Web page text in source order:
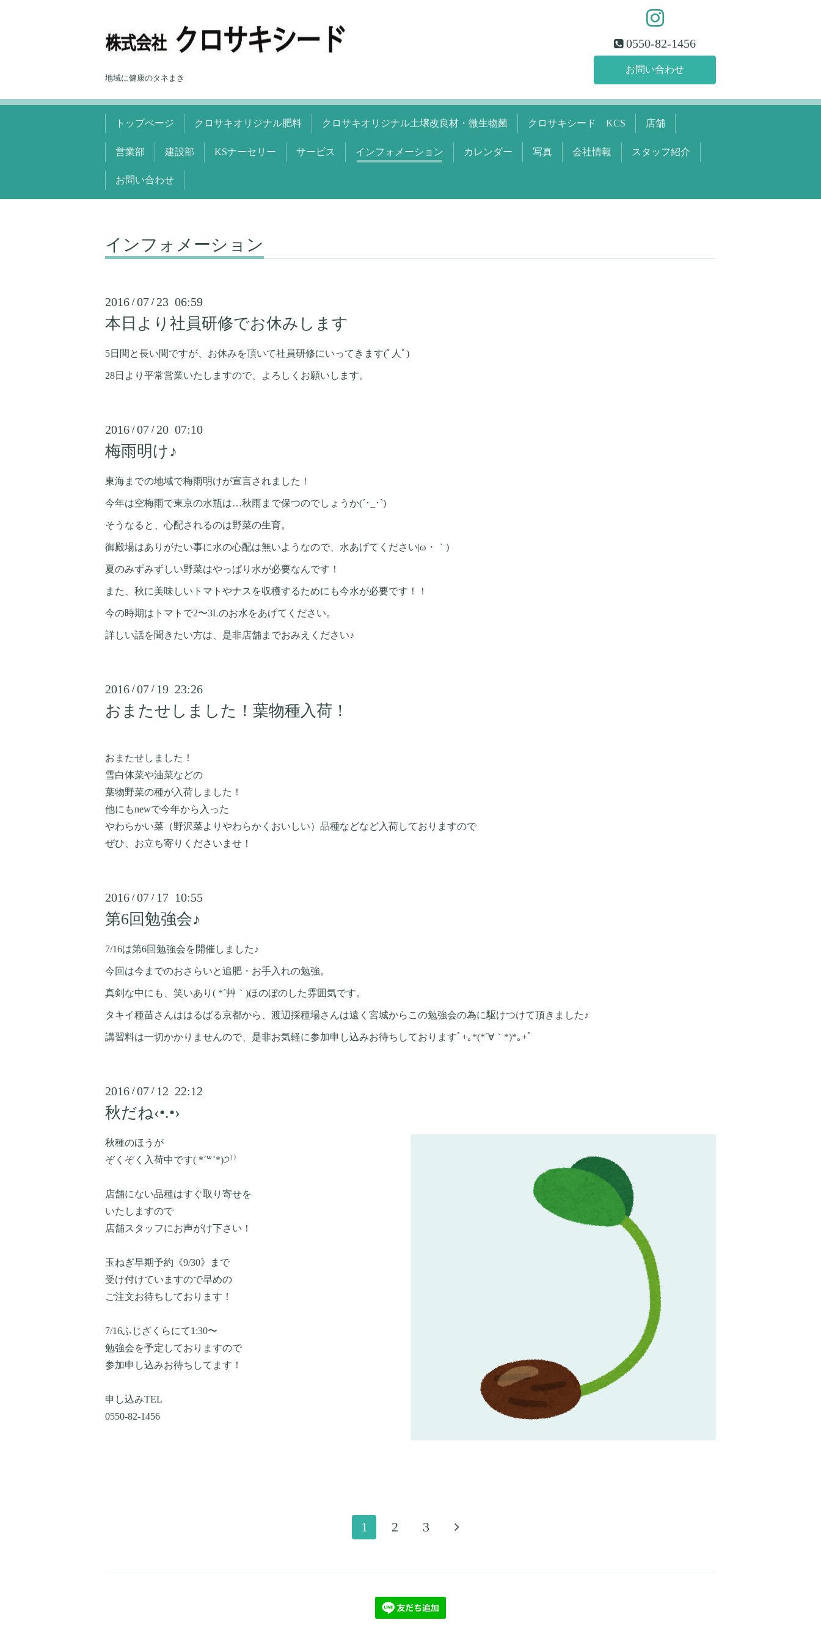
地域に健康のタネまき
0550-82-1456
お問い合わせ
トップページ クロサキオリジナル肥料 クロサキオリジナル土壌改良材・微生物菌 クロサキシード KCS 店舗
営業部 建設部 KSナーセリー サービス インフォメーション カレンダー 写真 会社情報 スタッフ紹介
お問い合わせ
インフォメーション
2016 /07 / 23 06:59
本日より社員研修でお休みします
5日間と長い間ですが、お休みを頂いて社員研修にいってきます(ﾟ人ﾟ)
28日より平常営業いたしますので、よろしくお願いします。
2016 /07 / 20 07:10
梅雨明け♪
東海までの地域で梅雨明けが宣言されました！
今年は空梅雨で東京の水瓶は…秋雨まで保つのでしょうか(´･_･`)
そうなると、心配されるのは野菜の生育。
御殿場はありがたい事に水の心配は無いようなので、水あげてください|ω・｀)
夏のみずみずしい野菜はやっぱり水が必要なんです！
また、秋に美味しいトマトやナスを収穫するためにも今水が必要です！！
今の時期はトマトで2〜3Lのお水をあげてください。
詳しい話を聞きたい方は、是非店舗までおみえください♪
2016 /07 / 19 23:26
おまたせしました！葉物種入荷！
おまたせしました！
雪白体菜や油菜などの
葉物野菜の種が入荷しました！
他にもnewで今年から入った
やわらかい菜（野沢菜よりやわらかくおいしい）品種などなど入荷しておりますので
ぜひ、お立ち寄りくださいませ！
2016 /07 / 17 10:55
第6回勉強会♪
7/16は第6回勉強会を開催しました♪
今回は今までのおさらいと追肥・お手入れの勉強。
真剣な中にも、笑いあり( *´艸｀)ほのぼのした雰囲気です。
タキイ種苗さんははるばる京都から、渡辺採種場さんは遠く宮城からこの勉強会の為に駆けつけて頂きました♪
講習料は一切かかりませんので、是非お気軽に参加申し込みお待ちしておりますﾟ+｡*(*´∀｀*)*｡+ﾟ
2016 /07 / 12 22:12
秋だね‹•.•›
秋種のほうが
ぞくぞく入荷中です( *´꒳`*)੭⁾⁾
店舗にない品種はすぐ取り寄せを
いたしますので
店舗スタッフにお声がけ下さい！
玉ねぎ早期予約《9/30》まで
受け付けていますので早めの
ご注文お待ちしております！
7/16ふじざくらにて1:30〜
勉強会を予定しておりますので
参加申し込みお待ちしてます！
申し込みTEL
0550-82-1456
1 2 3